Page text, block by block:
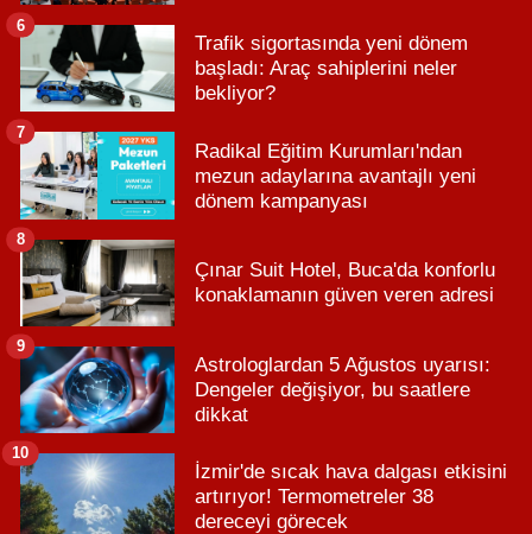
Trafik sigortasında yeni dönem
başladı: Araç sahiplerini neler
bekliyor?
6
Radikal Eğitim Kurumları'ndan
mezun adaylarına avantajlı yeni
dönem kampanyası
7
Çınar Suit Hotel, Buca'da konforlu
konaklamanın güven veren adresi
8
Astrologlardan 5 Ağustos uyarısı:
Dengeler değişiyor, bu saatlere
dikkat
9
İzmir'de sıcak hava dalgası etkisini
artırıyor! Termometreler 38
dereceyi görecek
10